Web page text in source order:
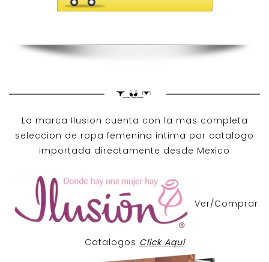
La marca Ilusion cuenta con la mas completa
seleccion de ropa femenina intima por catalogo
importada directamente desde Mexico
Ver/Comprar
Catalogos Click Aqui